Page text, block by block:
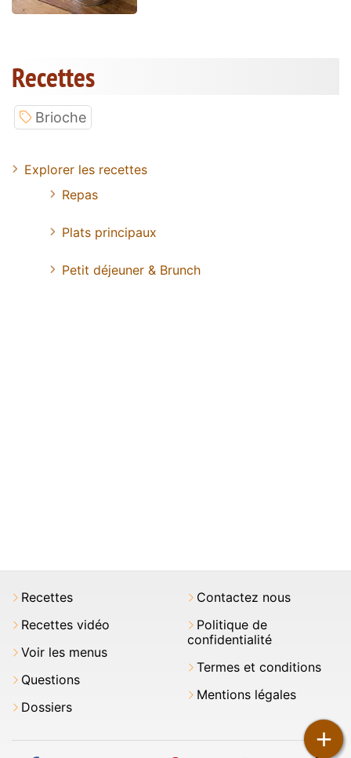
+
Recettes
Brioche
Explorer les recettes
Repas
Plats principaux
Petit déjeuner & Brunch
Recettes
Recettes vidéo
Voir les menus
Questions
Dossiers
Contactez nous
Politique de
confidentialité
Termes et conditions
Mentions légales